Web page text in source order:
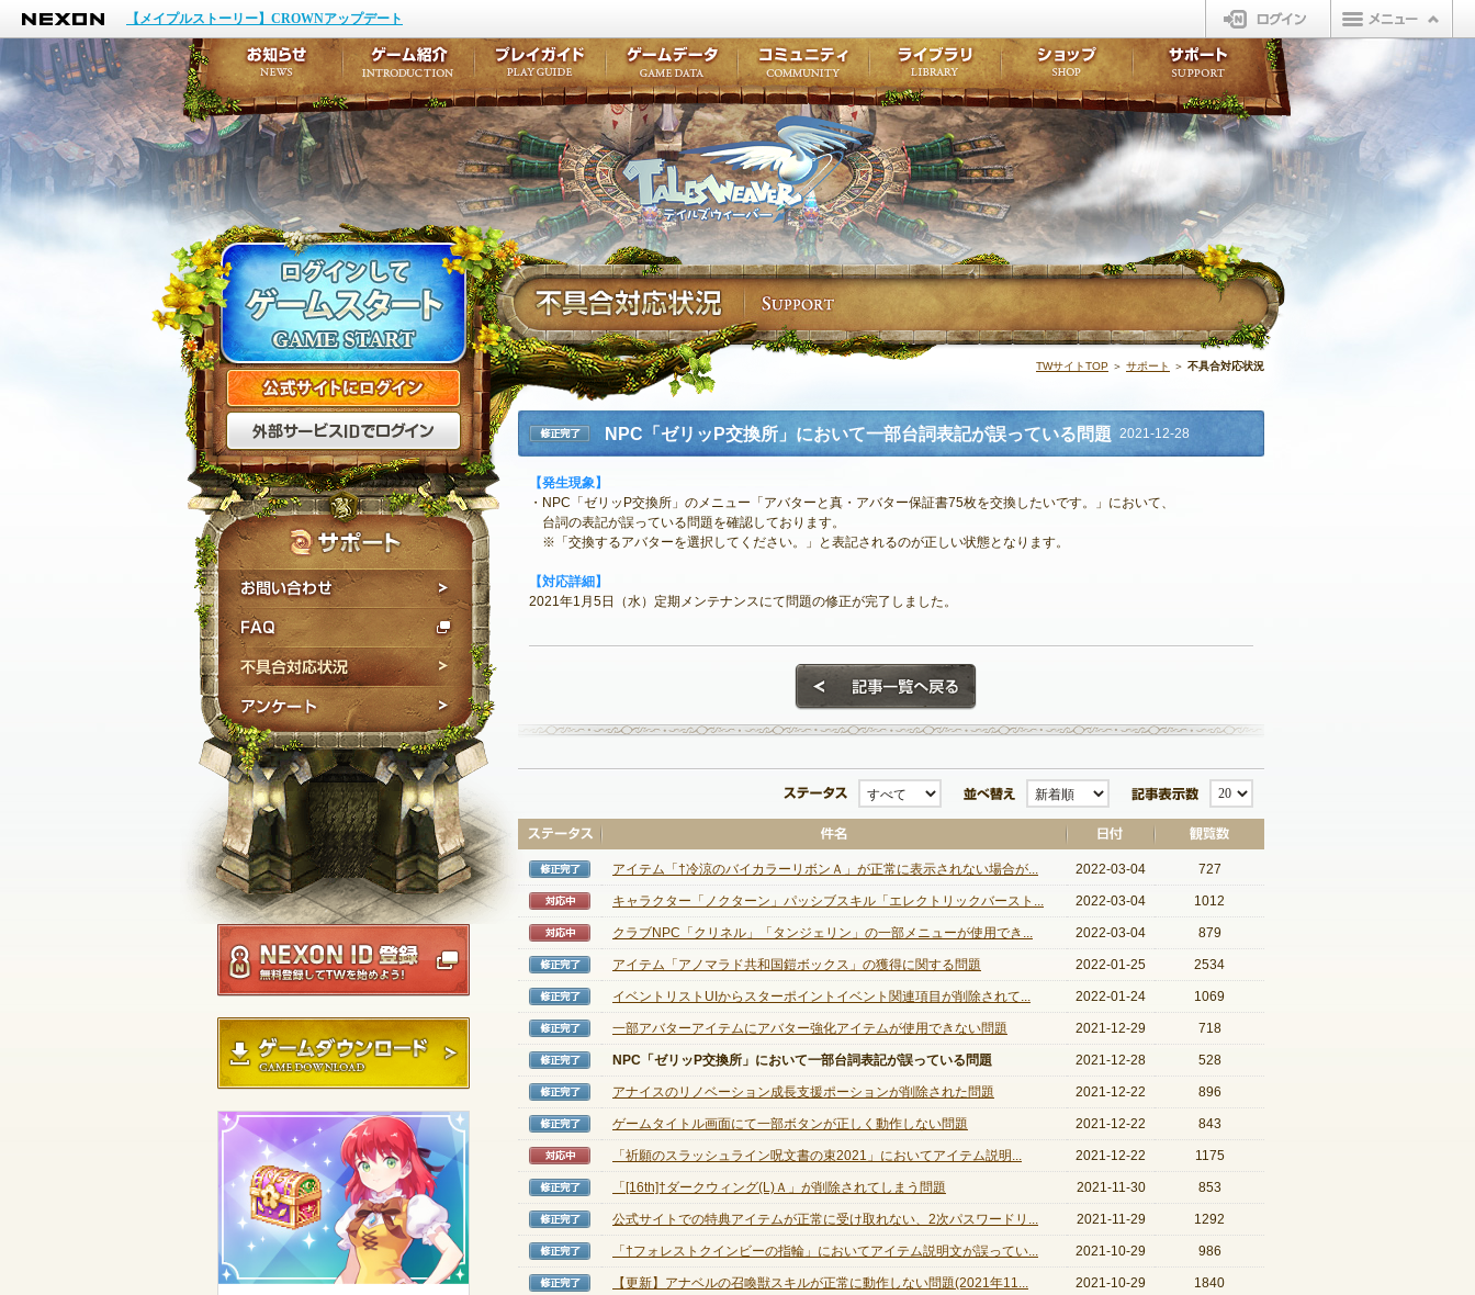
NEXON
【メイプルストーリー】CROWNアップデート
ログイン
テイルズウィーバー
公式サイトにログイン
外部サービスIDでログイン
お問い合わせ
NEXON ID登録
ゲームダウンロード
TWサイトTOP ＞ サポート ＞ 不具合対応状況
修正完了
NPC「ゼリッP交換所」において一部台詞表記が誤っている問題 2021-12-28
【発生現象】
・NPC「ゼリッP交換所」のメニュー「アバターと真・アバター保証書75枚を交換したいです。」において、
台詞の表記が誤っている問題を確認しております。
※「交換するアバターを選択してください。」と表記されるのが正しい状態となります。
【対応詳細】
2021年1月5日（水）定期メンテナンスにて問題の修正が完了しました。
ステータス 並び替え 記事表示数
修正完了
アイテム「†冷涼のバイカラーリボンＡ」が正常に表示されない場合が... 2022-03-04 727
対応中
キャラクター「ノクターン」パッシブスキル「エレクトリックバースト... 2022-03-04 1012
対応中
クラブNPC「クリネル」「タンジェリン」の一部メニューが使用でき... 2022-03-04 879
修正完了
アイテム「アノマラド共和国鎧ボックス」の獲得に関する問題 2022-01-25 2534
修正完了
イベントリストUIからスターポイントイベント関連項目が削除されて... 2022-01-24 1069
修正完了
一部アバターアイテムにアバター強化アイテムが使用できない問題 2021-12-29 718
修正完了
NPC「ゼリッP交換所」において一部台詞表記が誤っている問題 2021-12-28 528
修正完了
アナイスのリノベーション成長支援ポーションが削除された問題 2021-12-22 896
修正完了
ゲームタイトル画面にて一部ボタンが正しく動作しない問題 2021-12-22 843
対応中
「祈願のスラッシュライン呪文書の束2021」においてアイテム説明... 2021-12-22 1175
修正完了
「[16th]†ダークウィング(L)Ａ」が削除されてしまう問題 2021-11-30 853
修正完了
公式サイトでの特典アイテムが正常に受け取れない、2次パスワードリ... 2021-11-29 1292
修正完了
「†フォレストクインビーの指輪」においてアイテム説明文が誤ってい... 2021-10-29 986
修正完了
【更新】アナベルの召喚獣スキルが正常に動作しない問題(2021年11... 2021-10-29 1840
お知らせ
イベント
アップデート
メンテナンス
ゲーム紹介
ここだけは知っておこうプレイガイド
ワープポイント
ゲームデータ
ルーンスキル
コミュニティ
コミュニティポイントライブラリ
LINEスタンプ
ショップ
販売アイテム
ビューティーショップ
オープンマーケットサポート
不具合対応状況
アンケート